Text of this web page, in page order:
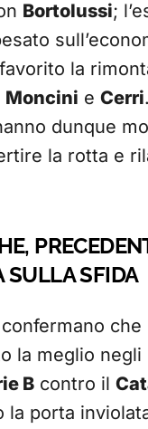
Bortolussi;
la
Moncini e Cerri
dunque
la rotta e
SULLA SFIDA
che
la meglio negli
B contro il
la porta